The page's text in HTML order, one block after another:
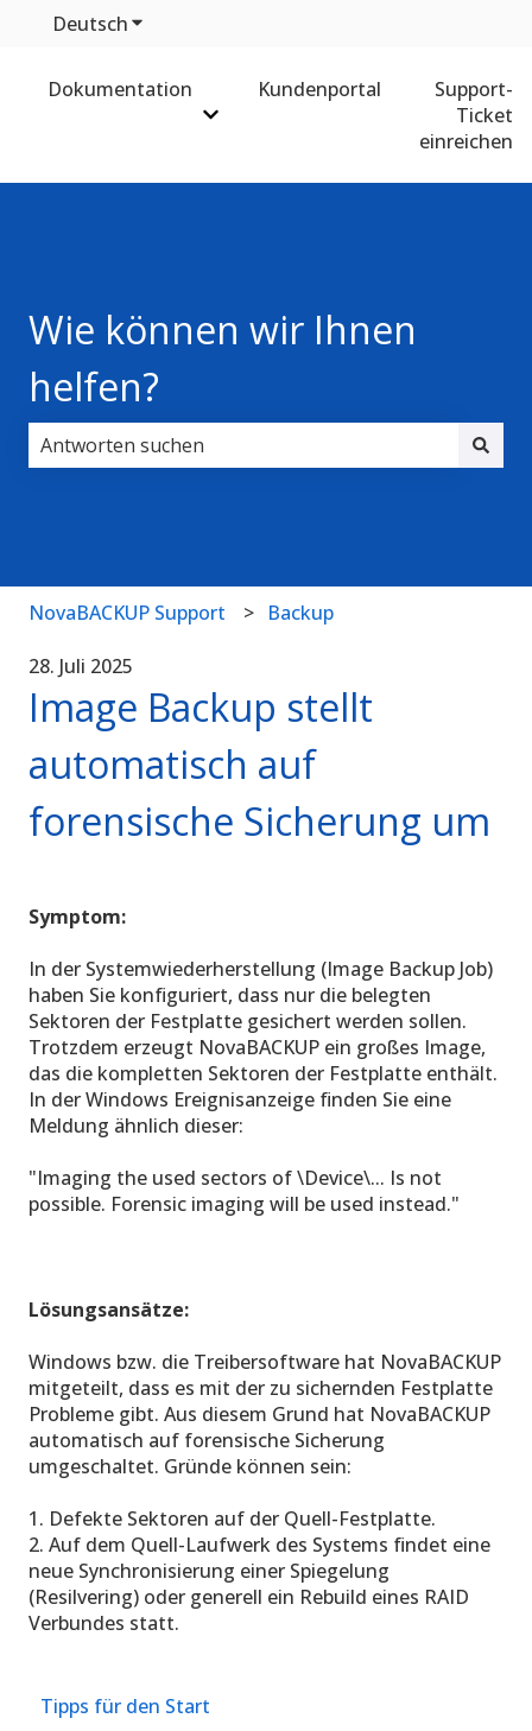
DeutschUntermenü für Übersetzungen anzeigen
Dokumentation
Untermenü für Dokumentation
Kundenportal
Support-
Ticket
einreichen
Wie können wir Ihnen
helfen?
NovaBACKUP Support Backup
28. Juli 2025
Image Backup stellt
automatisch auf
forensische Sicherung um
Symptom:
In der Systemwiederherstellung (Image Backup Job)
haben Sie konfiguriert, dass nur die belegten
Sektoren der Festplatte gesichert werden sollen.
Trotzdem erzeugt NovaBACKUP ein großes Image,
das die kompletten Sektoren der Festplatte enthält.
In der Windows Ereignisanzeige finden Sie eine
Meldung ähnlich dieser:
"Imaging the used sectors of \Device\... Is not
possible. Forensic imaging will be used instead."
Lösungsansätze:
Windows bzw. die Treibersoftware hat NovaBACKUP
mitgeteilt, dass es mit der zu sichernden Festplatte
Probleme gibt. Aus diesem Grund hat NovaBACKUP
automatisch auf forensische Sicherung
umgeschaltet. Gründe können sein:
1. Defekte Sektoren auf der Quell-Festplatte.
2. Auf dem Quell-Laufwerk des Systems findet eine
neue Synchronisierung einer Spiegelung
(Resilvering) oder generell ein Rebuild eines RAID
Verbundes statt.
Tipps für den Start